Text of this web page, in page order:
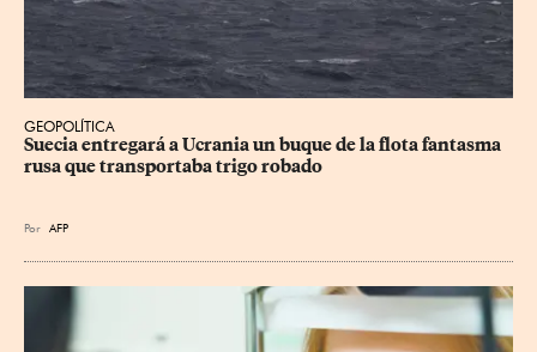
GEOPOLÍTICA
Suecia entregará a Ucrania un buque de la flota fantasma
rusa que transportaba trigo robado
Por AFP